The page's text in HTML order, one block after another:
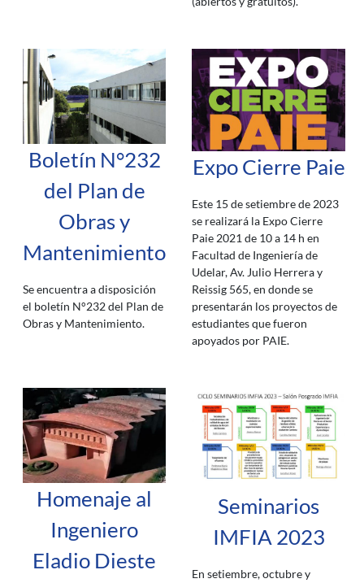
Boletín N°232
del Plan de
Obras y
Mantenimiento
Se encuentra a disposición
el boletín N°232 del Plan de
Obras y Mantenimiento.
Expo Cierre Paie
Este 15 de setiembre de 2023
se realizará la Expo Cierre
Paie 2021 de 10 a 14 h en
Facultad de Ingeniería de
Udelar, Av. Julio Herrera y
Reissig 565, en donde se
presentarán los proyectos de
estudiantes que fueron
apoyados por PAIE.
Homenaje al
Ingeniero
Eladio Dieste
Seminarios
IMFIA 2023
En setiembre, octubre y